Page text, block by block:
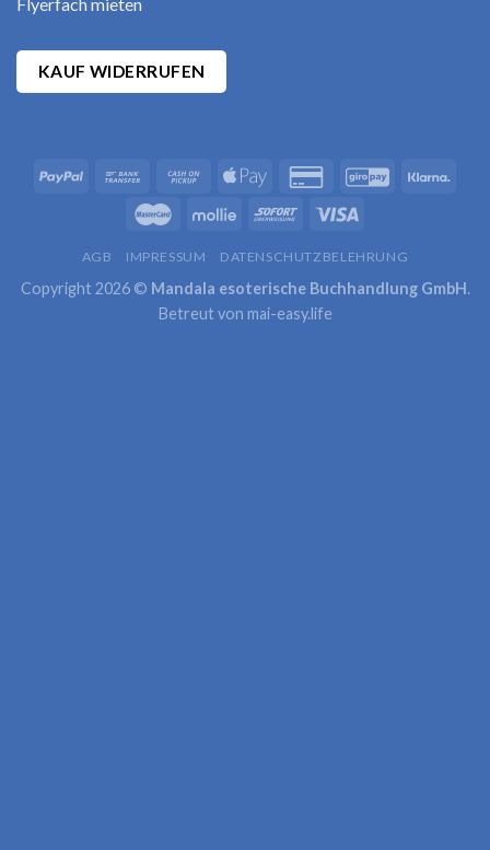
KAUF WIDERRUFEN
AGB IMPRESSUM DATENSCHUTZBELEHRUNG
Copyright 2026 © Mandala esoterische Buchhandlung GmbH .
Betreut von mai-easy.life